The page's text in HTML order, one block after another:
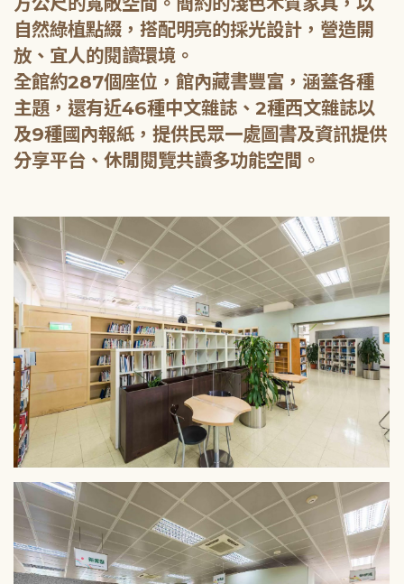
自然綠植點綴，搭配明亮的採光設計，營造開
放、宜人的閱讀環境。
全館約287個座位，館內藏書豐富，涵蓋各種
主題，還有近46種中文雜誌、2種西文雜誌以
及9種國內報紙，提供民眾一處圖書及資訊提供